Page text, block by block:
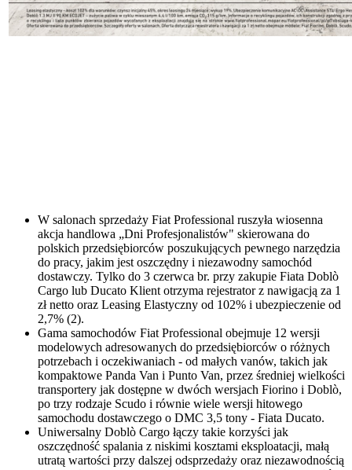
W salonach sprzedaży Fiat Professional ruszyła wiosenna
akcja handlowa „Dni Profesjonalistów" skierowana do
polskich przedsiębiorców poszukujących pewnego narzędzia
do pracy, jakim jest oszczędny i niezawodny samochód
dostawczy. Tylko do 3 czerwca br. przy zakupie Fiata Doblò
Cargo lub Ducato Klient otrzyma rejestrator z nawigacją za 1
zł netto oraz Leasing Elastyczny od 102% i ubezpieczenie od
2,7% (2).
Gama samochodów Fiat Professional obejmuje 12 wersji
modelowych adresowanych do przedsiębiorców o różnych
potrzebach i oczekiwaniach - od małych vanów, takich jak
kompaktowe Panda Van i Punto Van, przez średniej wielkości
transportery jak dostępne w dwóch wersjach Fiorino i Doblò,
po trzy rodzaje Scudo i równie wiele wersji hitowego
samochodu dostawczego o DMC 3,5 tony - Fiata Ducato.
Uniwersalny Doblò Cargo łączy takie korzyści jak
oszczędność spalania z niskimi kosztami eksploatacji, małą
utratą wartości przy dalszej odsprzedaży oraz niezawodnością